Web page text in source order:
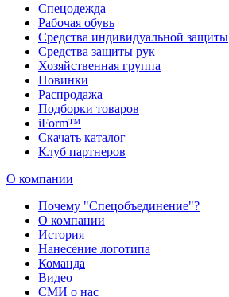
Спецодежда
Рабочая обувь
Средства индивидуальной защиты
Средства защиты рук
Хозяйственная группа
Новинки
Распродажа
Подборки товаров
iForm™
Скачать каталог
Клуб партнеров
О компании
Почему "Спецобъединение"?
О компании
История
Нанесение логотипа
Команда
Видео
СМИ о нас